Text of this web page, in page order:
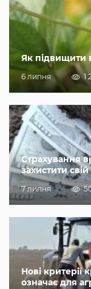
Як підвищити
6 липня 1
Страхування
захистити свій
7 липня
Нові критерії
означає для